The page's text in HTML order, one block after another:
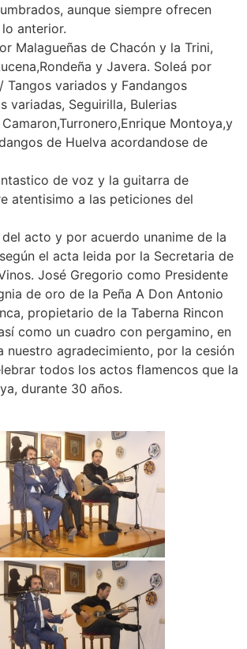
aunque siempre ofrecen
anterior.
Malagueñas de Chacón y la Trini,
y Javera. Soleá por
Tangos variados y Fandangos
variadas, Seguirilla, Bulerias
Montoya,y
de Huelva acordandose de
de voz y la guitarra de
atentisimo a las peticiones del
acto y por acuerdo unanime de la
el acta leida por la Secretaria de
José Gregorio como Presidente
de oro de la Peña A Don Antonio
propietario de la Taberna Rincon
como un cuadro con pergamino, en
nuestro agradecimiento, por la cesión
todos los actos flamencos que la
durante 30 años.